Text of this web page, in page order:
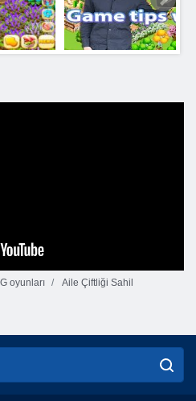
oyunları Aile Çiftliği Sahil